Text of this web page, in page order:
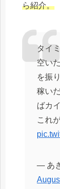
ら紹介。
タイ
空い
を振
稼い
ばカ
これ
— あ